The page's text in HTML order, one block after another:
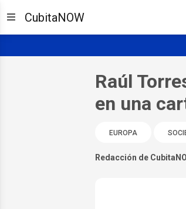
CubitaNOW
Raúl
en una
EUROPA
Redacción de